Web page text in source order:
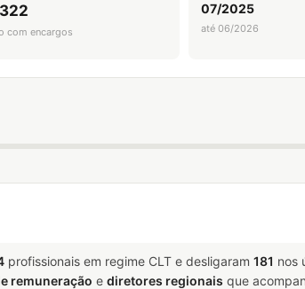
com encargos
07/2025
até 06/2026
profissionais em regime CLT e desligaram 181 nos
remuneração e diretores regionais que